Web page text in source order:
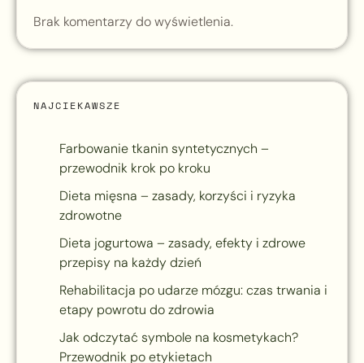
Brak komentarzy do wyświetlenia.
NAJCIEKAWSZE
Farbowanie tkanin syntetycznych –
przewodnik krok po kroku
Dieta mięsna – zasady, korzyści i ryzyka
zdrowotne
Dieta jogurtowa – zasady, efekty i zdrowe
przepisy na każdy dzień
Rehabilitacja po udarze mózgu: czas trwania i
etapy powrotu do zdrowia
Jak odczytać symbole na kosmetykach?
Przewodnik po etykietach